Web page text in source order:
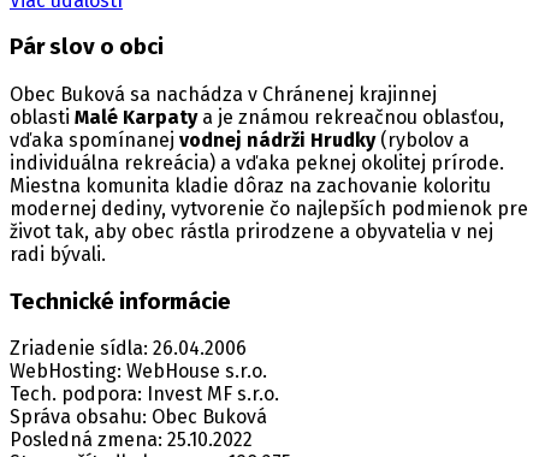
Pár slov o obci
Obec Buková sa nachádza v Chránenej krajinnej
oblasti Malé Karpatya je známou rekreačnou oblasťou,
vďaka spomínanej vodnej nádrži Hrudky(rybolov a
individuálna rekreácia) a vďaka peknej okolitej prírode.
Miestna komunita kladie dôraz na zachovanie koloritu
modernej dediny, vytvorenie čo najlepších podmienok pre
život tak, aby obec rástla prirodzene a obyvatelia v nej
radi bývali.
Technické informácie
Zriadenie sídla: 26.04.2006
WebHosting: WebHouse s.r.o.
Tech. podpora: Invest MF s.r.o.
Správa obsahu: Obec Buková
Posledná zmena: 25.10.2022